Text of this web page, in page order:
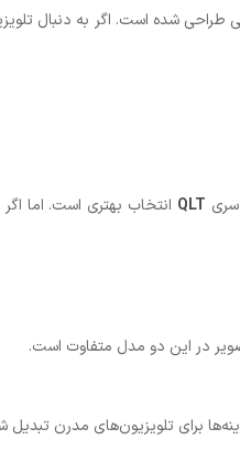
سری QLT انتخاب بهتری است. اما اگر
برای تلویزیون‌های مدرن تبدیل